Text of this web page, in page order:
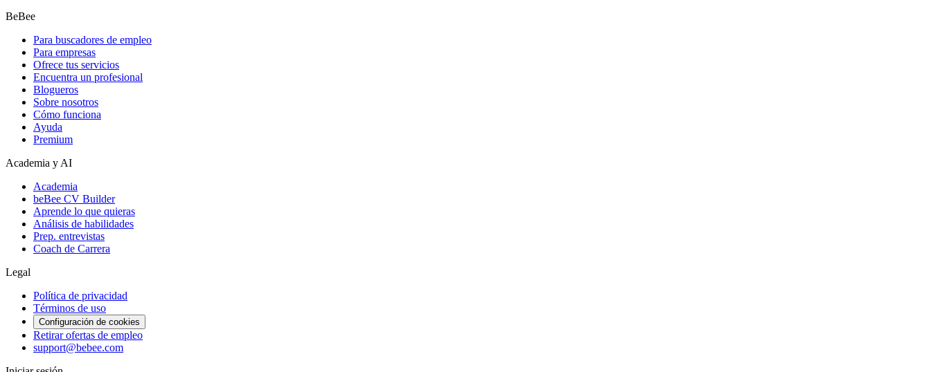
BeBee
Para buscadores de empleo
Para empresas
Ofrece tus servicios
Encuentra un profesional
Blogueros
Sobre nosotros
Cómo funciona
Ayuda
Premium
Academia y AI
Academia
beBee CV Builder
Aprende lo que quieras
Análisis de habilidades
Prep. entrevistas
Coach de Carrera
Legal
Política de privacidad
Términos de uso
Configuración de cookies
Retirar ofertas de empleo
support@bebee.com